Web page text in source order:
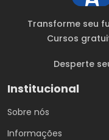
Transforme seu
Cursos
Desperte
Institucional
Sobre nós
Informações